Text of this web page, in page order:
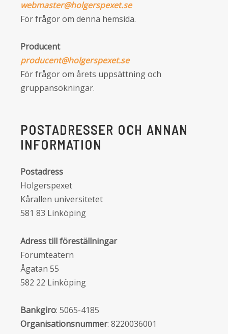
webmaster@holgerspexet.se
För frågor om denna hemsida.
Producent
producent@holgerspexet.se
För frågor om årets uppsättning och
gruppansökningar.
POSTADRESSER OCH ANNAN
INFORMATION
Postadress
Holgerspexet
Kårallen universitetet
581 83 Linköping
Adress till föreställningar
Forumteatern
Ågatan 55
582 22 Linköping
Bankgiro: 5065-4185
Organisationsnummer: 8220036001